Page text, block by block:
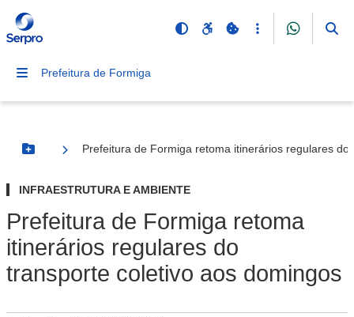
Prefeitura de Formiga
Botão Menu
Prefeitura de Formiga retoma itinerários regulares
INFRAESTRUTURA E AMBIENTE
Prefeitura de Formiga retoma
itinerários regulares do
transporte coletivo aos domingos